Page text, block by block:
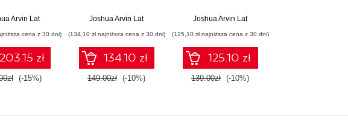
on AWS,
Cloud
Arvin Lat
cena z 30 dni)
203.15 zł
(-15%)
Set up cost-effective
environments for
learning cloud
security on AWS,
Azure, and GCP
Joshua Arvin Lat
(134,10 zł najniższa cena z 30 dni)
134.10 zł
149.00zł (-10%)
learning systems and
production
Joshua Arvin Lat
(125,10 zł najniższa cena z 30 dni)
125.10 zł
139.00zł (-10%)